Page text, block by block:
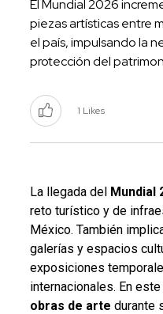
El Mundial 2026
piezas artísticas entre
el país, impulsando la
protección del
1 Likes
La llegada del Mundial
reto turístico y de
México. También
galerías y espacios
exposiciones
internacionales. En
obras de arte durante